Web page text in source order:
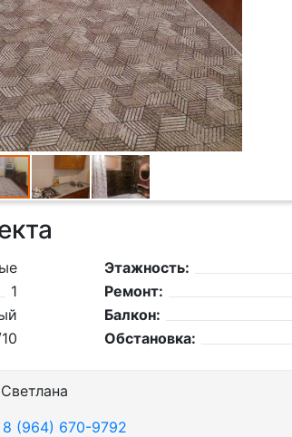
1
Этажность:
Ремонт:
Балкон:
Обстановка:
(964) 670-9792